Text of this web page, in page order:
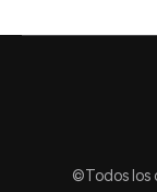
©Todos los